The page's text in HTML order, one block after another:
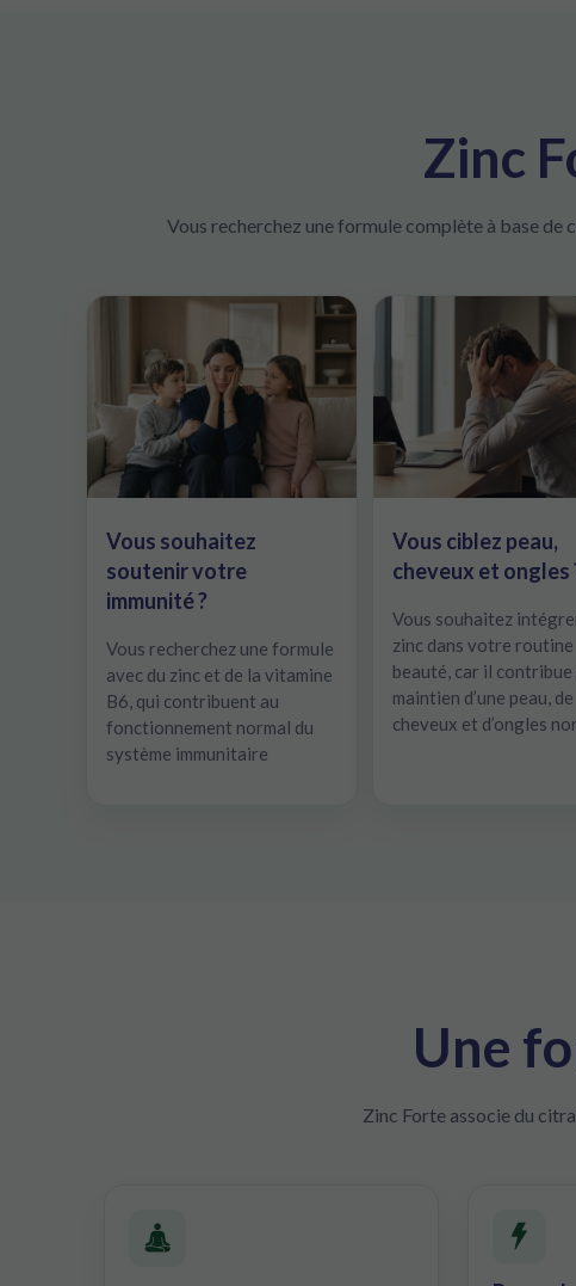
Zinc
Vous recherchez une formule complète à base
Vous souhaitez
soutenir votre
immunité ?
Vous recherchez une formule
avec du zinc et de la vitamine
B6, qui contribuent au
fonctionnement normal du
système immunitaire
Vous ciblez peau,
cheveux et ongles
Vous souhaitez
zinc dans votre routine
beauté, car il contribue
maintien d’une peau, de
cheveux et d’ongles
Une
Zinc Forte associe du